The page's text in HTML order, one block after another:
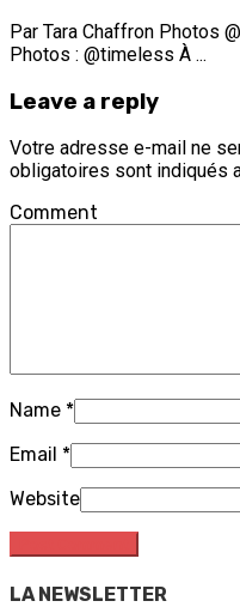
Par Tara Chaffron Photos
Photos : @timeless À ...
Leave a reply
Votre adresse e-mail ne
obligatoires sont indiqués
Comment
Name *
Email *
Website
LA NEWSLETTER